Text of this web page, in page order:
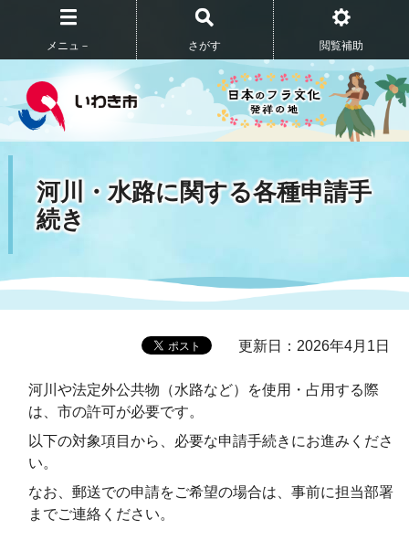
メニュ－ さがす 閲覧補助
河川・水路に関する各種申請手
続き
更新日：2026年4月1日
河川や法定外公共物（水路など）を使用・占用する際
は、市の許可が必要です。
以下の対象項目から、必要な申請手続きにお進みくださ
い。
なお、郵送での申請をご希望の場合は、事前に担当部署
までご連絡ください。